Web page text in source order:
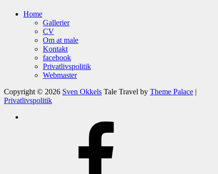
Home
Gallerier
CV
Om at male
Kontakt
facebook
Privatlivspolitik
Webmaster
Copyright © 2026 Sven Okkels Tale Travel by Theme Palace |
Privatlivspolitik